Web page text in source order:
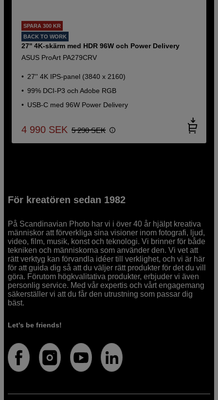
SPARA 300 KR
BACK TO WORK
27'' 4K-skärm med HDR 96W och Power Delivery
ASUS ProArt PA279CRV
27'' 4K IPS-panel (3840 x 2160)
99% DCI-P3 och Adobe RGB
USB-C med 96W Power Delivery
4 990 SEK 5 290 SEK
För kreatören sedan 1982
På Scandinavian Photo har vi i över 40 år hjälpt kreativa
människor att förverkliga sina visioner inom fotografi, ljud,
video, film, musik, konst och teknologi. Vi brinner för både
tekniken och människorna som använder den. Vi vet att
rätt verktyg kan förvandla idéer till verklighet, och vi är här
för att guida dig så att du väljer rätt produkter för det du vill
göra. Förutom högkvalitativa produkter, erbjuder vi även
personlig service. Med vår expertis och vårt engagemang
säkerställer vi att du får den utrustning som passar dig
bäst.
Let's be friends!